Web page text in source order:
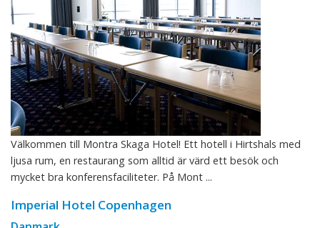
Välkommen till Montra Skaga Hotel! Ett hotell i Hirtshals med
ljusa rum, en restaurang som alltid är värd ett besök och
mycket bra konferensfaciliteter. På Mont ...
Imperial Hotel Copenhagen